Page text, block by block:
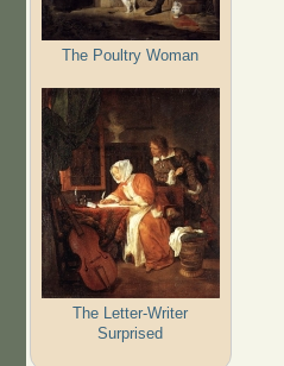
The Poultry Woman
The Letter-Writer
Surprised